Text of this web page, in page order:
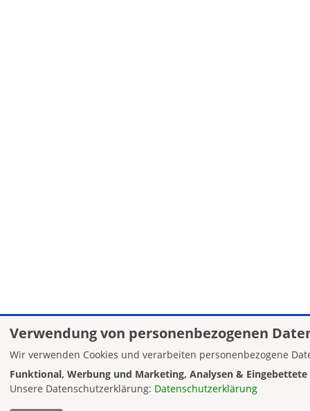
Verwendung von personenbezogenen
Wir verwenden Cookies und verarbeiten personenbezogene
Funktional, Werbung und Marketing, Analysen &
Unsere Datenschutzerklärung: Datenschutzerklärung